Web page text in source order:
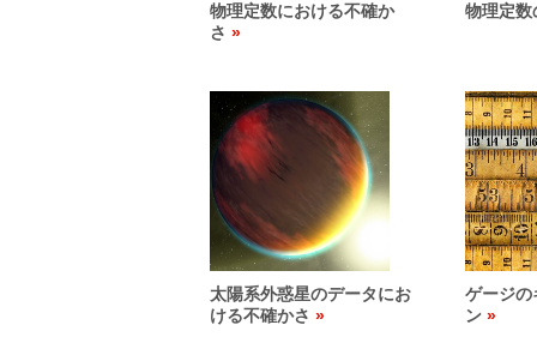
物理定数における不確か
さ
物理定数
太陽系外惑星のデータにお
ける不確かさ
ゲージの
ン